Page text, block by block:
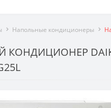
Напольные кондиционеры
КОНДИЦИОНЕР